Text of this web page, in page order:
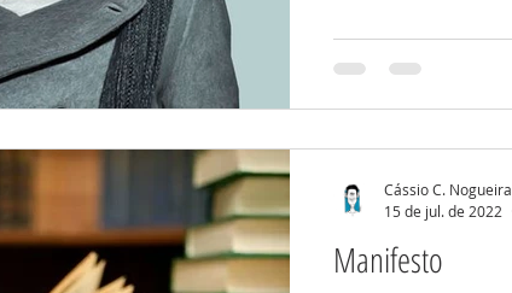
Manifesto
Cássio C. Nogueira
15 de jul. de 2022